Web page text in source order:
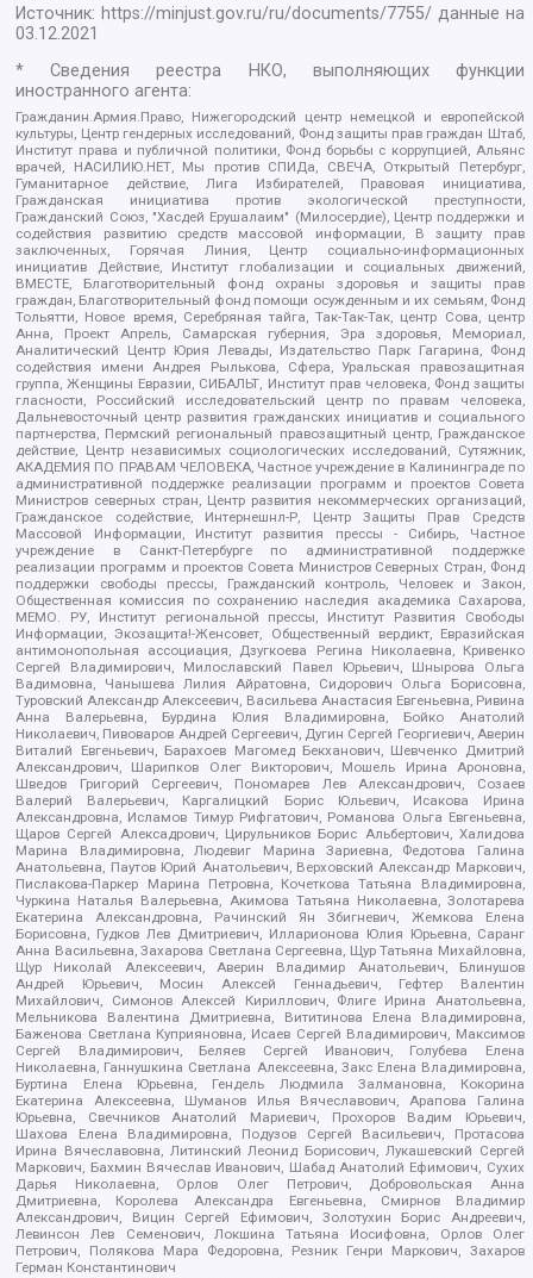
Источник: https://minjust.gov.ru/ru/documents/7755/ данные на
03.12.2021
* Сведения реестра НКО, выполняющих функции
иностранного агента:
Гражданин.Армия.Право, Нижегородский центр немецкой и европейской
культуры, Центр гендерных исследований, Фонд защиты прав граждан Штаб,
Институт права и публичной политики, Фонд борьбы с коррупцией, Альянс
врачей, НАСИЛИЮ.НЕТ, Мы против СПИДа, СВЕЧА, Открытый Петербург,
Гуманитарное действие, Лига Избирателей, Правовая инициатива,
Гражданская инициатива против экологической преступности,
Гражданский Союз, "Хасдей Ерушалаим" (Милосердие), Центр поддержки и
содействия развитию средств массовой информации, В защиту прав
заключенных, Горячая Линия, Центр социально-информационных
инициатив Действие, Институт глобализации и социальных движений,
ВМЕСТЕ, Благотворительный фонд охраны здоровья и защиты прав
граждан, Благотворительный фонд помощи осужденным и их семьям, Фонд
Тольятти, Новое время, Серебряная тайга, Так-Так-Так, центр Сова, центр
Анна, Проект Апрель, Самарская губерния, Эра здоровья, Мемориал,
Аналитический Центр Юрия Левады, Издательство Парк Гагарина, Фонд
содействия имени Андрея Рылькова, Сфера, Уральская правозащитная
группа, Женщины Евразии, СИБАЛЬТ, Институт прав человека, Фонд защиты
гласности, Российский исследовательский центр по правам человека,
Дальневосточный центр развития гражданских инициатив и социального
партнерства, Пермский региональный правозащитный центр, Гражданское
действие, Центр независимых социологических исследований, Сутяжник,
АКАДЕМИЯ ПО ПРАВАМ ЧЕЛОВЕКА, Частное учреждение в Калининграде по
административной поддержке реализации программ и проектов Совета
Министров северных стран, Центр развития некоммерческих организаций,
Гражданское содействие, Интернешнл-Р, Центр Защиты Прав Средств
Массовой Информации, Институт развития прессы - Сибирь, Частное
учреждение в Санкт-Петербурге по административной поддержке
реализации программ и проектов Совета Министров Северных Стран, Фонд
поддержки свободы прессы, Гражданский контроль, Человек и Закон,
Общественная комиссия по сохранению наследия академика Сахарова,
МЕМО. РУ, Институт региональной прессы, Институт Развития Свободы
Информации, Экозащита!-Женсовет, Общественный вердикт, Евразийская
антимонопольная ассоциация, Дзугкоева Регина Николаевна, Кривенко
Сергей Владимирович, Милославский Павел Юрьевич, Шнырова Ольга
Вадимовна, Чанышева Лилия Айратовна, Сидорович Ольга Борисовна,
Туровский Александр Алексеевич, Васильева Анастасия Евгеньевна, Ривина
Анна Валерьевна, Бурдина Юлия Владимировна, Бойко Анатолий
Николаевич, Пивоваров Андрей Сергеевич, Дугин Сергей Георгиевич, Аверин
Виталий Евгеньевич, Барахоев Магомед Бекханович, Шевченко Дмитрий
Александрович, Шарипков Олег Викторович, Мошель Ирина Ароновна,
Шведов Григорий Сергеевич, Пономарев Лев Александрович, Созаев
Валерий Валерьевич, Каргалицкий Борис Юльевич, Исакова Ирина
Александровна, Исламов Тимур Рифгатович, Романова Ольга Евгеньевна,
Щаров Сергей Алексадрович, Цирульников Борис Альбертович, Халидова
Марина Владимировна, Людевиг Марина Зариевна, Федотова Галина
Анатольевна, Паутов Юрий Анатольевич, Верховский Александр Маркович,
Пислакова-Паркер Марина Петровна, Кочеткова Татьяна Владимировна,
Чуркина Наталья Валерьевна, Акимова Татьяна Николаевна, Золотарева
Екатерина Александровна, Рачинский Ян Збигневич, Жемкова Елена
Борисовна, Гудков Лев Дмитриевич, Илларионова Юлия Юрьевна, Саранг
Анна Васильевна, Захарова Светлана Сергеевна, Щур Татьяна Михайловна,
Щур Николай Алексеевич, Аверин Владимир Анатольевич, Блинушов
Андрей Юрьевич, Мосин Алексей Геннадьевич, Гефтер Валентин
Михайлович, Симонов Алексей Кириллович, Флиге Ирина Анатольевна,
Мельникова Валентина Дмитриевна, Вититинова Елена Владимировна,
Баженова Светлана Куприяновна, Исаев Сергей Владимирович, Максимов
Сергей Владимирович, Беляев Сергей Иванович, Голубева Елена
Николаевна, Ганнушкина Светлана Алексеевна, Закс Елена Владимировна,
Буртина Елена Юрьевна, Гендель Людмила Залмановна, Кокорина
Екатерина Алексеевна, Шуманов Илья Вячеславович, Арапова Галина
Юрьевна, Свечников Анатолий Мариевич, Прохоров Вадим Юрьевич,
Шахова Елена Владимировна, Подузов Сергей Васильевич, Протасова
Ирина Вячеславовна, Литинский Леонид Борисович, Лукашевский Сергей
Маркович, Бахмин Вячеслав Иванович, Шабад Анатолий Ефимович, Сухих
Дарья Николаевна, Орлов Олег Петрович, Добровольская Анна
Дмитриевна, Королева Александра Евгеньевна, Смирнов Владимир
Александрович, Вицин Сергей Ефимович, Золотухин Борис Андреевич,
Левинсон Лев Семенович, Локшина Татьяна Иосифовна, Орлов Олег
Петрович, Полякова Мара Федоровна, Резник Генри Маркович, Захаров
Герман Константинович